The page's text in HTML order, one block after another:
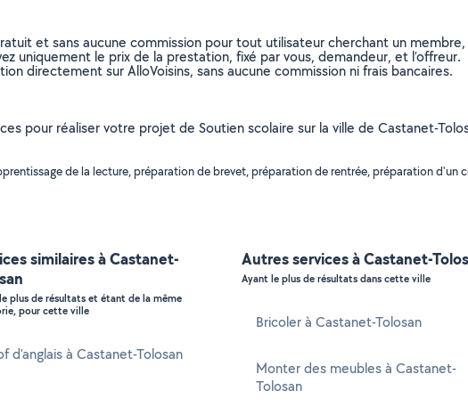
et sans aucune commission pour tout utilisateur cherchant un
uniquement le prix de la prestation, fixé par vous, demandeur, et l’offreur.
directement sur AlloVoisins, sans aucune commission ni frais bancaires.
pour réaliser votre projet de Soutien scolaire sur la ville de Castanet-
de la lecture, préparation de brevet, préparation de rentrée, préparation d'un
similaires à Castanet-
plus de résultats et étant de la même
pour cette ville
d'anglais à Castanet-Tolosan
Autres services à Castanet-
Ayant le plus de résultats dans cette ville
Bricoler à Castanet-Tolosan
Monter des meubles à Castanet-
Tolosan